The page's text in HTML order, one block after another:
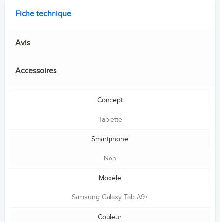
Fiche technique
Avis
Accessoires
Concept
Tablette
Smartphone
Non
Modèle
Samsung Galaxy Tab A9+
Couleur